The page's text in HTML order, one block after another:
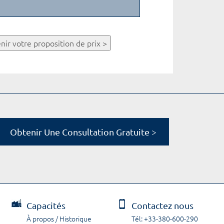
votre proposition de prix >
Obtenir Une Consultation Gratuite >
Capacités
À propos / Historique
Contactez nous
Tél: +33-380-600-290